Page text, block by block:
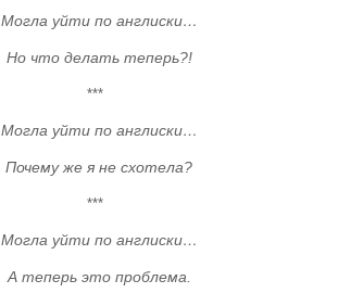
Могла уйти по англиски…
Но что делать теперь?!
***
Могла уйти по англиски…
Почему же я не схотела?
***
Могла уйти по англиски…
А теперь это проблема.